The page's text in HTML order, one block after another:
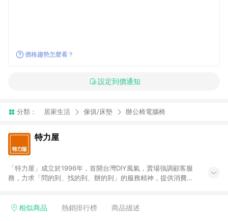
價格趨勢怎麼看？
設定到價通知
分類： 居家生活 傢俱/床墊 辦公椅電腦椅
特力屋
「特力屋」成立於1996年，首開台灣DIY風氣，賣場強調顧客服
務，力求「問的到、找的到、辦的到」的服務精神，提供消費者
客找到居家修繕、佈置或裝潢時所需；另外，在各家分店內規劃
相似商品 熱銷排行榜 商品描述